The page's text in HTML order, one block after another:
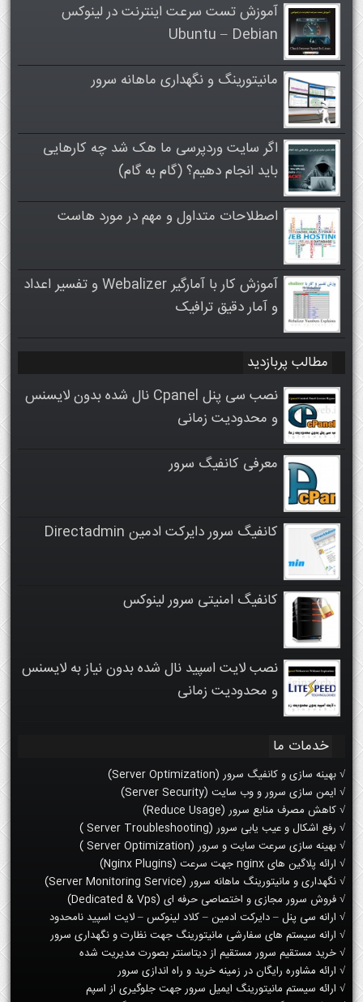
آموزش تست سرعت اینترنت در لینوکس
Ubuntu – Debian
مانیتورینگ و نگهداری ماهانه سرور
اگر سایت وردپرسی ما هک شد چه کارهایی
باید انجام دهیم؟ (گام به گام)
اصطلاحات متداول و مهم در مورد هاست
آموزش کار با آمارگیر Webalizer و تفسیر اعداد
و آمار دقیق ترافیک
مطالب پربازدید
نصب سی پنل Cpanel نال شده بدون لایسنس
و محدودیت زمانی
معرفی کانفیگ سرور
کانفیگ سرور دایرکت ادمین Directadmin
کانفیگ امنیتی سرور لینوکس
نصب لایت اسپید نال شده بدون نیاز به لایسنس
و محدودیت زمانی
خدمات ما
√ بهینه سازی و کانفیگ سرور (Server Optimization)
√ ایمن سازی سرور و وب سایت (Server Security)
√ کاهش مصرف منابع سرور (Reduce Usage)
√ رفع اشکال و عیب یابی سرور (Server Troubleshooting )
√ بهینه سازی سرعت سایت و سرور (Server Optimization )
√ ارائه پلاگین های nginx جهت سرعت (Nginx Plugins)
√ نگهداری و مانیتورینگ ماهانه سرور (Server Monitoring Service)
√ فروش سرور مجازی و اختصاصی حرفه ای (Dedicated & Vps)
√ ارانه سی پنل – دایرکت ادمین – کلاد لینوکس – لایت اسپید نامحدود
√ ارانه سیستم های سفارشی مانیتورینگ جهت نظارت و نگهداری سرور
√ خرید مستقیم سرور مستقیم از دیتاسنتر بصورت مدیریت شده
√ ارائه مشاوره رایگان در زمینه خرید و راه اندازی سرور
√ ارائه سیستم مانیتورینگ ایمیل سرور جهت جلوگیری از اسپم